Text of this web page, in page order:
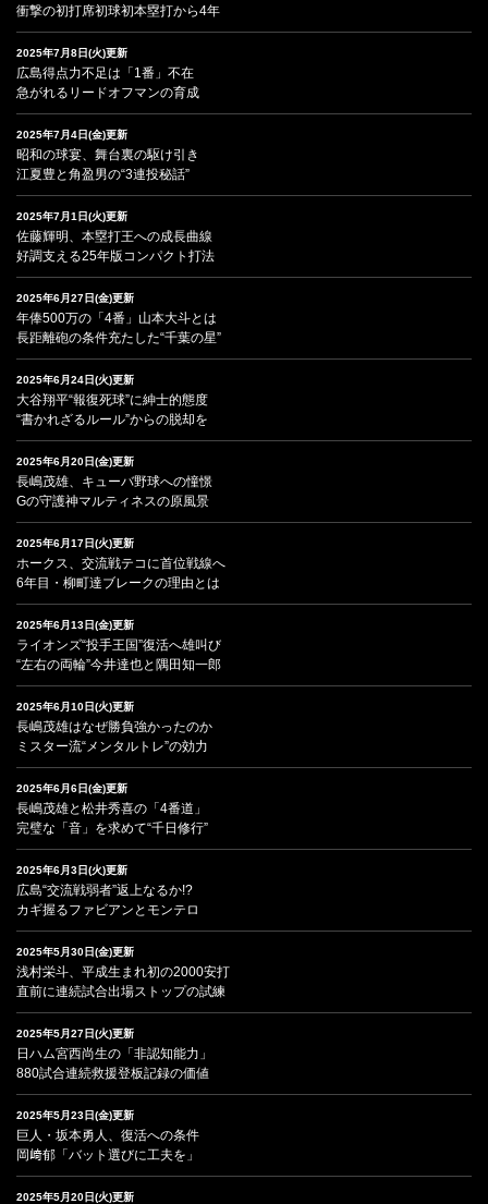
衝撃の初打席初球初本塁打から4年
2025年7月8日(火)更新
広島得点力不足は「1番」不在
急がれるリードオフマンの育成
2025年7月4日(金)更新
昭和の球宴、舞台裏の駆け引き
江夏豊と角盈男の“3連投秘話”
2025年7月1日(火)更新
佐藤輝明、本塁打王への成長曲線
好調支える25年版コンパクト打法
2025年6月27日(金)更新
年俸500万の「4番」山本大斗とは
長距離砲の条件充たした“千葉の星”
2025年6月24日(火)更新
大谷翔平“報復死球”に紳士的態度
“書かれざるルール”からの脱却を
2025年6月20日(金)更新
長嶋茂雄、キューバ野球への憧憬
Gの守護神マルティネスの原風景
2025年6月17日(火)更新
ホークス、交流戦テコに首位戦線へ
6年目・柳町達ブレークの理由とは
2025年6月13日(金)更新
ライオンズ“投手王国”復活へ雄叫び
“左右の両輪”今井達也と隅田知一郎
2025年6月10日(火)更新
長嶋茂雄はなぜ勝負強かったのか
ミスター流“メンタルトレ”の効力
2025年6月6日(金)更新
長嶋茂雄と松井秀喜の「4番道」
完璧な「音」を求めて“千日修行”
2025年6月3日(火)更新
広島“交流戦弱者”返上なるか!?
カギ握るファビアンとモンテロ
2025年5月30日(金)更新
浅村栄斗、平成生まれ初の2000安打
直前に連続試合出場ストップの試練
2025年5月27日(火)更新
日ハム宮西尚生の「非認知能力」
880試合連続救援登板記録の価値
2025年5月23日(金)更新
巨人・坂本勇人、復活への条件
岡﨑郁「バット選びに工夫を」
2025年5月20日(火)更新